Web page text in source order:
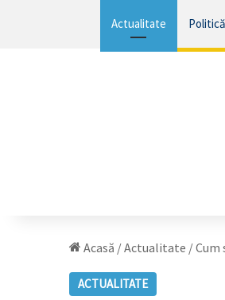
Actualitate Politică
Acasă /Actualitate /Cum
ACTUALITATE